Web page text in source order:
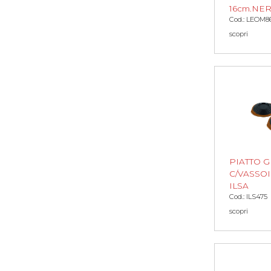
Cod.:
scopri
PIATTO
C/
ILSA
Cod.: ILS475
scopri